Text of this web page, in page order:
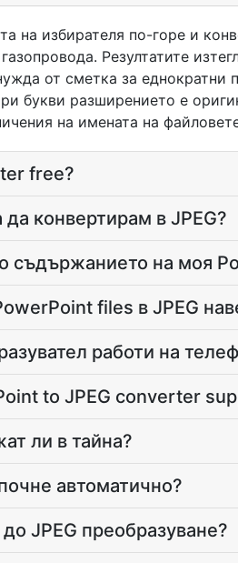
на избирателя по-горе и
Резултатите
от сметка за еднократни
букви разширението е
на имената на
free?
конвертирам в JPEG?
съдържанието на моя
files в JPEG
работи на
to JPEG converter
ли в тайна?
автоматично?
JPEG преобразуване?